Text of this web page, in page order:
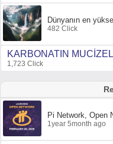
Dünyanın en
482 Click
KARBONATIN
1,723 Click
Pi Network, Open
1year 5month ago